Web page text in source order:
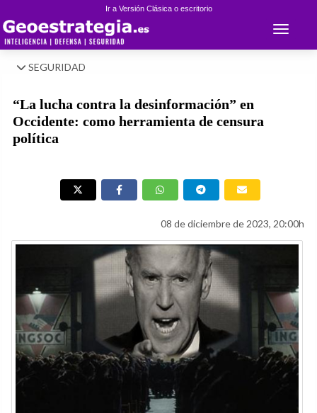
Ir a Versión Clásica o escritorio
Toggle
SEGURIDAD
“La lucha contra la desinformación” en
Occidente: como herramienta de censura
política
08 de diciembre de 2023, 20:00h